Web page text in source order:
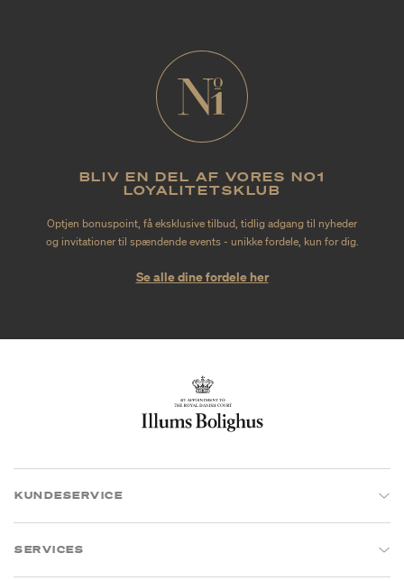
BLIV EN DEL AF VORES NO1
LOYALITETSKLUB
Optjen bonuspoint, få eksklusive tilbud, tidlig adgang til nyheder
og invitationer til spændende events - unikke fordele, kun for dig.
Se alle dine fordele her
KUNDESERVICE
SERVICES